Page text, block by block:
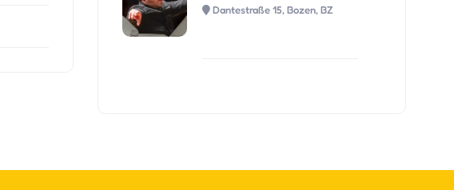
Dantestraße 15, Bozen, BZ